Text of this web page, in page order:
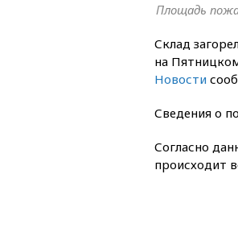
Площадь
Склад
на
Новости
Сведения о
Согласно
происходит